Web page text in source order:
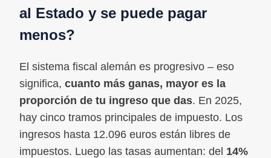
al Estado y se puede pagar
menos?
El sistema fiscal alemán es progresivo – eso
significa, cuanto más ganas, mayor es la
proporción de tu ingreso que das. En 2025,
hay cinco tramos principales de impuesto. Los
ingresos hasta 12.096 euros están libres de
impuestos. Luego las tasas aumentan: del 14%